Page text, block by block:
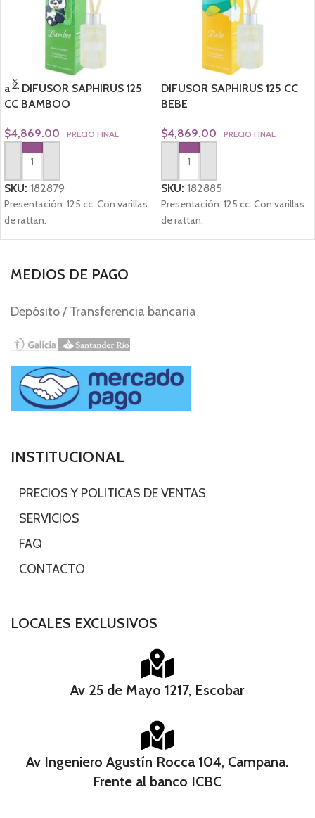
a – DIFUSOR SAPHIRUS 125
CC BAMBOO
$4,869.00 PRECIO FINAL
AGREGAR AL CARRITO
SKU: 182879
Presentación: 125 cc. Con varillas
de rattan.
DIFUSOR SAPHIRUS 125 CC
BEBE
$4,869.00 PRECIO FINAL
AGREGAR AL CARRITO
SKU: 182885
Presentación: 125 cc. Con varillas
de rattan.
MEDIOS DE PAGO
Depósito / Transferencia bancaria
INSTITUCIONAL
PRECIOS Y POLITICAS DE VENTAS
SERVICIOS
FAQ
CONTACTO
LOCALES EXCLUSIVOS
Av 25 de Mayo 1217, Escobar
Av Ingeniero Agustín Rocca 104, Campana.
Frente al banco ICBC​